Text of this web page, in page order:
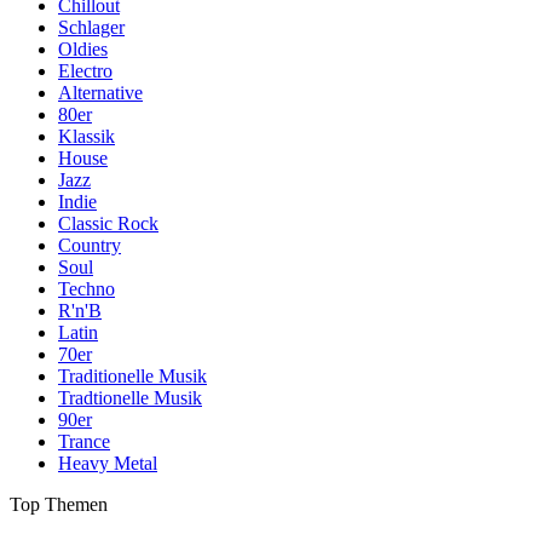
Chillout
Schlager
Oldies
Electro
Alternative
80er
Klassik
House
Jazz
Indie
Classic Rock
Country
Soul
Techno
R'n'B
Latin
70er
Traditionelle Musik
Tradtionelle Musik
90er
Trance
Heavy Metal
Top Themen